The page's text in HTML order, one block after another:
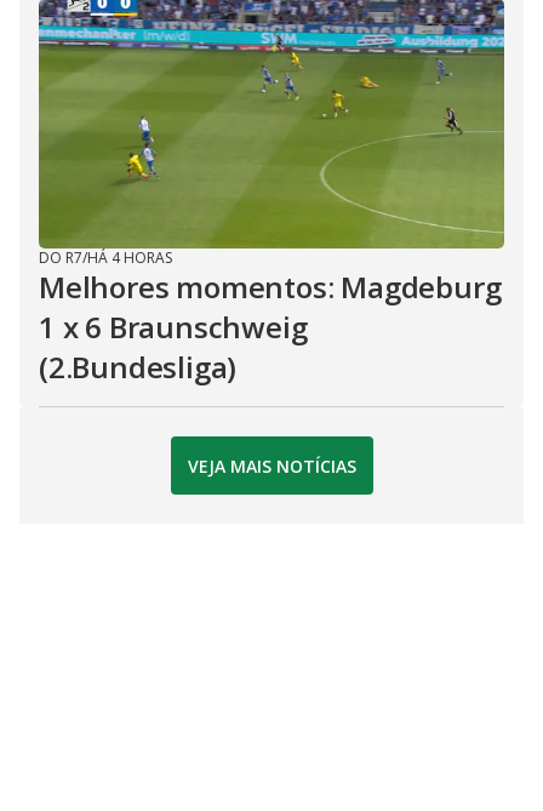
DO R7/HÁ 4 HORAS
Melhores momentos: Magdeburg
1 x 6 Braunschweig
(2.Bundesliga)
VEJA MAIS NOTÍCIAS